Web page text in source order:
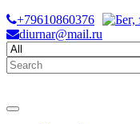
Skip
to
content
+79610860376
diurnar@mail.ru
Search
for: